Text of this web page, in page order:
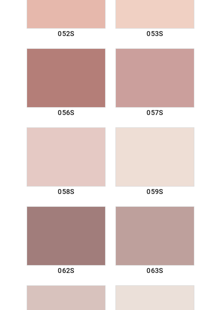
052S 053S
056S 057S
058S 059S
062S 063S